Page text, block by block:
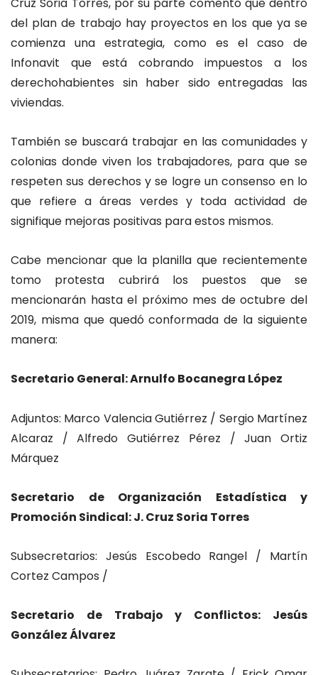
del plan de trabajo hay proyectos en los que ya se
comienza una estrategia, como es el caso de
Infonavit que está cobrando impuestos a los
derechohabientes sin haber sido entregadas las
viviendas.
También se buscará trabajar en las comunidades y
colonias donde viven los trabajadores, para que se
respeten sus derechos y se logre un consenso en lo
que refiere a áreas verdes y toda actividad de
signifique mejoras positivas para estos mismos.
Cabe mencionar que la planilla que recientemente
tomo protesta cubrirá los puestos que se
mencionarán hasta el próximo mes de octubre del
2019, misma que quedó conformada de la siguiente
manera:
Secretario General: Arnulfo Bocanegra López
Adjuntos: Marco Valencia Gutiérrez / Sergio Martínez
Alcaraz / Alfredo Gutiérrez Pérez / Juan Ortiz
Márquez
Secretario de Organización Estadística y
Promoción Sindical: J. Cruz Soria Torres
Subsecretarios: Jesús Escobedo Rangel / Martín
Cortez Campos /
Secretario de Trabajo y Conflictos: Jesús
González Álvarez